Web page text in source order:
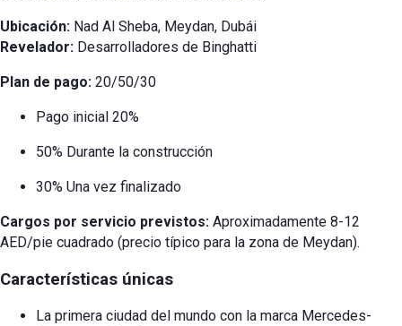
Ubicación: Nad Al Sheba, Meydan, Dubái
Revelador: Desarrolladores de Binghatti
Plan de pago: 20/50/30
Pago inicial 20%
50% Durante la construcción
30% Una vez finalizado
Cargos por servicio previstos: Aproximadamente 8-12
AED/pie cuadrado (precio típico para la zona de Meydan).
Características únicas
La primera ciudad del mundo con la marca Mercedes-